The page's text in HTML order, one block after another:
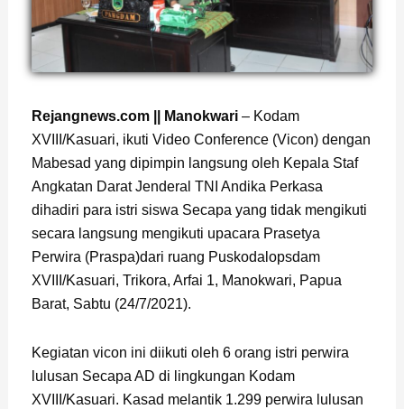
Rejangnews.com || Manokwari– Kodam
XVIII/Kasuari, ikuti Video Conference (Vicon) dengan
Mabesad yang dipimpin langsung oleh Kepala Staf
Angkatan Darat Jenderal TNI Andika Perkasa
dihadiri para istri siswa Secapa yang tidak mengikuti
secara langsung mengikuti upacara Prasetya
Perwira (Praspa)dari ruang Puskodalopsdam
XVIII/Kasuari, Trikora, Arfai 1, Manokwari, Papua
Barat, Sabtu (24/7/2021).
Kegiatan vicon ini diikuti oleh 6 orang istri perwira
lulusan Secapa AD di lingkungan Kodam
XVIII/Kasuari. Kasad melantik 1.299 perwira lulusan
Page
, Page
, Page